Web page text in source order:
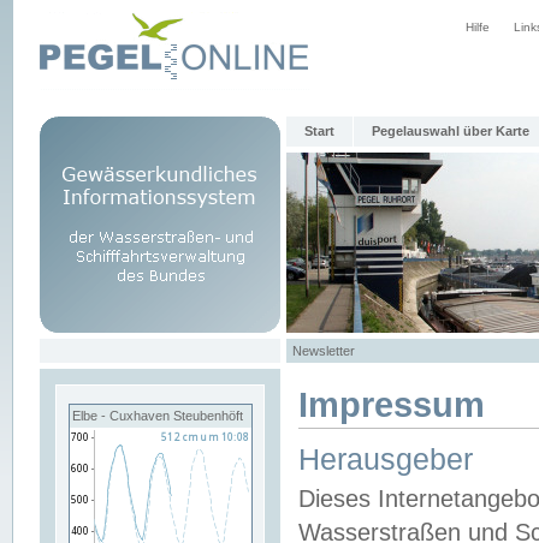
Hilfe
Start Pegelauswahl über Karte
Newsletter
Elbe - Cuxhaven Steubenhöft Impressum
Herausgeber
Dieses
Wasserstraßen und